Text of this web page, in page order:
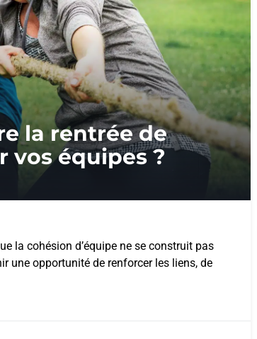
la rentrée de
vos équipes ?
la cohésion d’équipe ne se construit pas
une opportunité de renforcer les liens, de